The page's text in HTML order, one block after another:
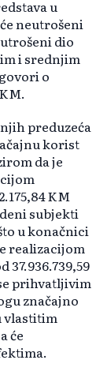
u
neutrošeni
dio
i srednjim
o
preduzeća
korist
da je
KM
subjekti
u konačnici
realizacijom
prihvatljivim
značajno
vlastitim
će